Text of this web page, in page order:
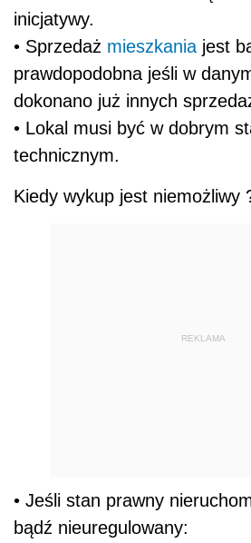
inicjatywy.
• Sprzedaż mieszkania jest
prawdopodobna jeśli w
dokonano już innych
• Lokal musi być w dobrym
technicznym.
Kiedy wykup jest niemożliwy
REKLAMA
• Jeśli stan prawny
bądź nieuregulowany: